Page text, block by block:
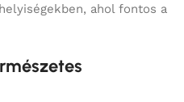
ahol fontos a